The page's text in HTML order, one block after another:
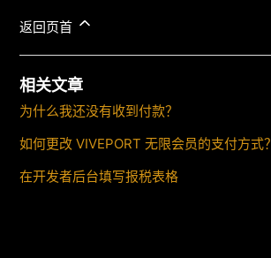
返回页首
相关文章
为什么我还没有收到付款？
如何更改 VIVEPORT 无限会员的支付方式？
在开发者后台填写报税表格